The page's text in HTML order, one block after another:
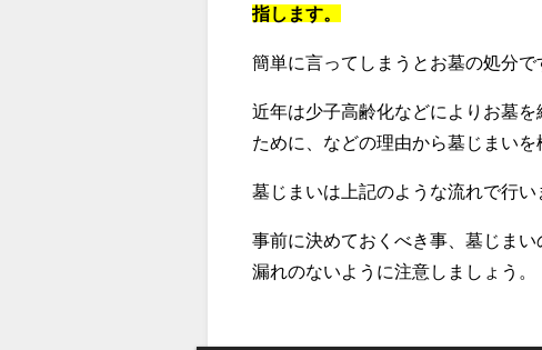
指します。
簡単に言ってしまうとお墓の処分で
近年は少子高齢化などによりお墓
ために、などの理由から墓じまいを
墓じまいは上記のような流れで行い
事前に決めておくべき事、墓じま
漏れのないように注意しましょう。